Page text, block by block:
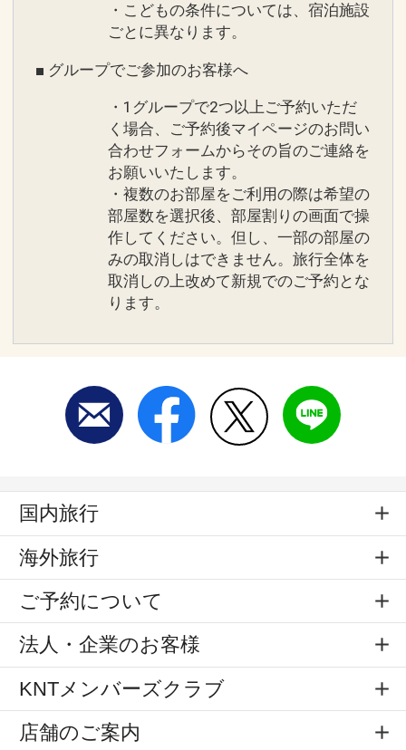
・こどもの条件については、宿泊施設
ごとに異なります。
■ グループでご参加のお客様へ
・1グループで2つ以上ご予約いただ
く場合、ご予約後マイページのお問い
合わせフォームからその旨のご連絡を
お願いいたします。
・複数のお部屋をご利用の際は希望の
部屋数を選択後、部屋割りの画面で操
作してください。但し、一部の部屋の
みの取消しはできません。旅行全体を
取消しの上改めて新規でのご予約とな
ります。
国内旅行
海外旅行
ご予約について
法人・企業のお客様
KNTメンバーズクラブ
店舗のご案内